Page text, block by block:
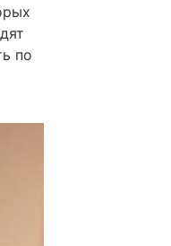
по